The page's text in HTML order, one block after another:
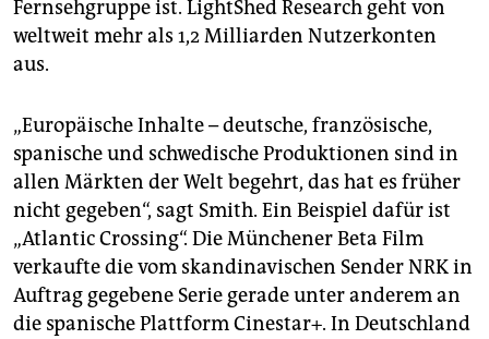
Fernsehgruppe ist. LightShed Research geht von
weltweit mehr als 1,2 Milliarden Nutzerkonten
aus.
„Europäische Inhalte – deutsche, französische,
spanische und schwedische Produktionen sind in
allen Märkten der Welt begehrt, das hat es früher
nicht gegeben“, sagt Smith. Ein Beispiel dafür ist
„Atlantic Crossing“. Die Münchener Beta Film
verkaufte die vom skandinavischen Sender NRK in
Auftrag gegebene Serie gerade unter anderem an
die spanische Plattform Cinestar+. In Deutschland